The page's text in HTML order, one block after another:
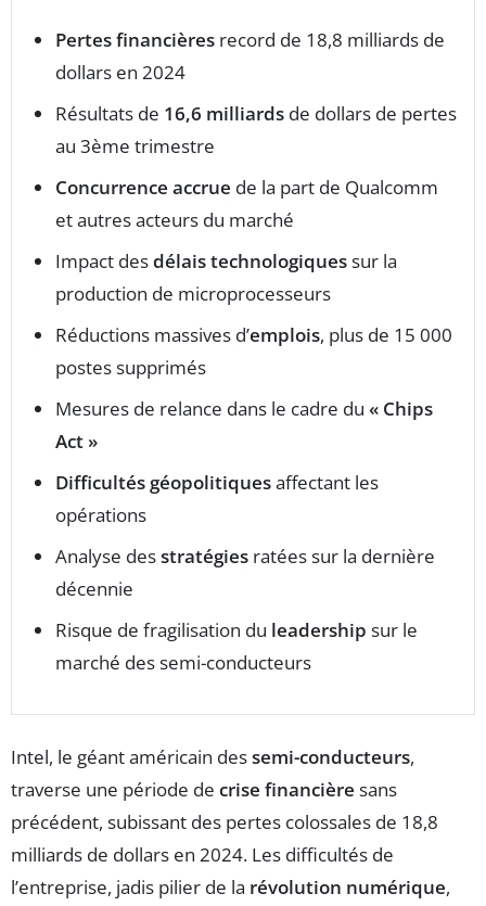
Pertes financières record de 18,8 milliards de
dollars en 2024
Résultats de 16,6 milliards de dollars de pertes
au 3ème trimestre
Concurrence accrue de la part de Qualcomm
et autres acteurs du marché
Impact desdélais technologiquessur la
production de microprocesseurs
Réductions massives d’emplois, plus de 15 000
postes supprimés
Mesures de relance dans le cadre du « Chips
Act »
Difficultés géopolitiquesaffectant les
opérations
Analyse desstratégies ratées sur la dernière
décennie
Risque de fragilisation du leadership sur le
marché des semi-conducteurs
Intel, le géant américain dessemi-conducteurs,
traverse une période de crise financière sans
précédent, subissant des pertes colossales de 18,8
milliards de dollars en 2024. Les difficultés de
l’entreprise, jadis pilier de la révolution numérique,